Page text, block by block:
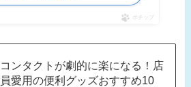
ポチップ
コンタクトが劇的に楽になる！店
員愛用の便利グッズおすすめ10